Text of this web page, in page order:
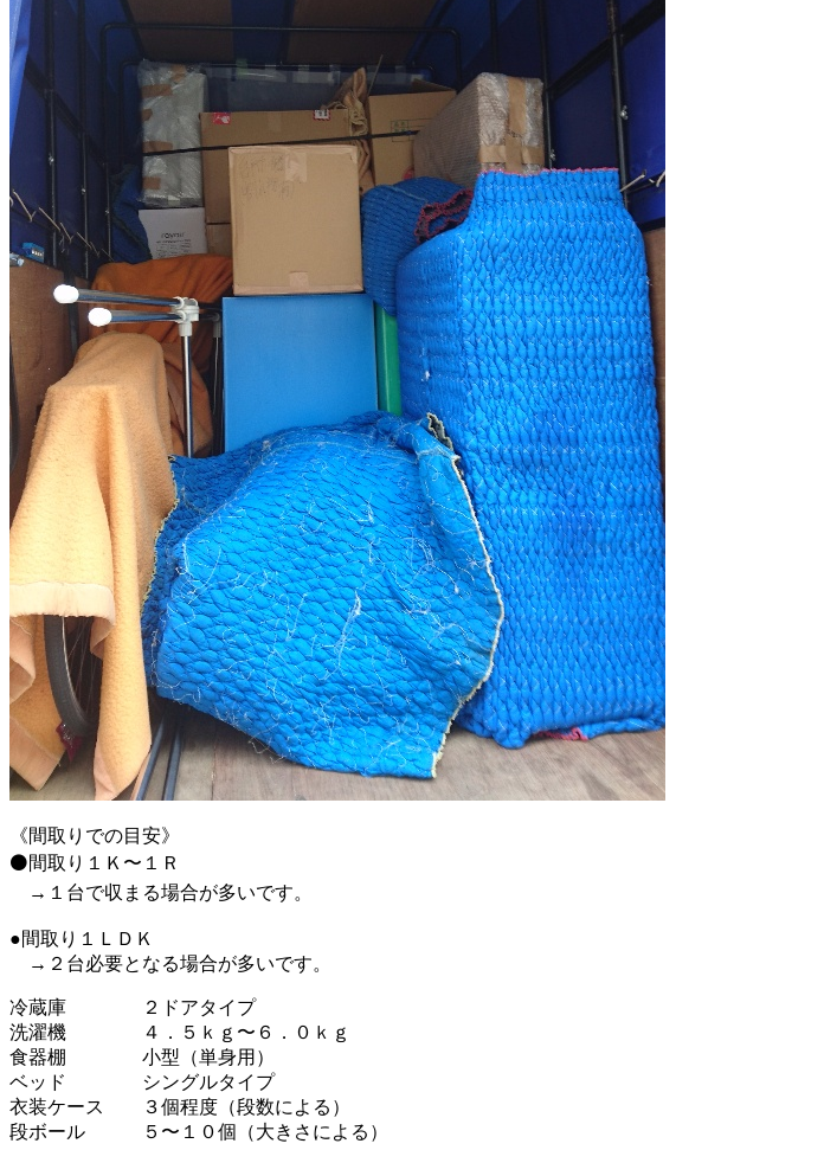
《間取りでの目安》
⚫間取り１Ｋ〜１Ｒ
→１台で収まる場合が多いです。
●間取り１ＬＤＫ
→２台必要となる場合が多いです。
冷蔵庫 ２ドアタイプ
洗濯機 ４．５ｋｇ〜６．０ｋｇ
食器棚 小型（単身用）
ベッド シングルタイプ
衣装ケース ３個程度（段数による）
段ボール ５〜１０個（大きさによる）